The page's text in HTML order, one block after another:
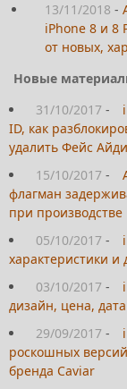
13/11/2018 -
iPhone 8 и 8
от новых,
Новые
31/10/2017 -
ID, как
удалить Фейс
15/10/2017 -
флагман
при производстве
05/10/2017 -
характеристики и
03/10/2017 -
дизайн, цена,
29/09/2017 -
роскошных
бренда Caviar